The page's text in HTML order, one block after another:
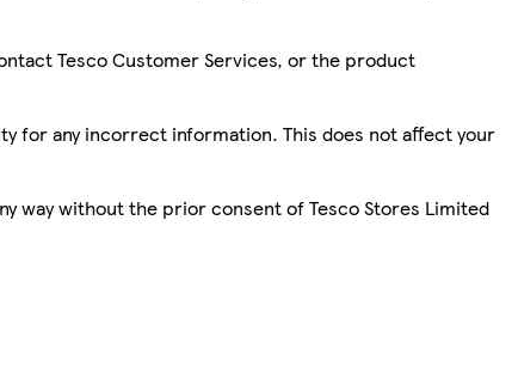
Tesco Customer Services, or the product
for any incorrect information. This does not affect your
way without the prior consent of Tesco Stores Limited